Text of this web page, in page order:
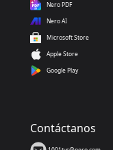
Nero PDF
Nero AI
Microsoft Store
Apple Store
Google Play
Contáctanos